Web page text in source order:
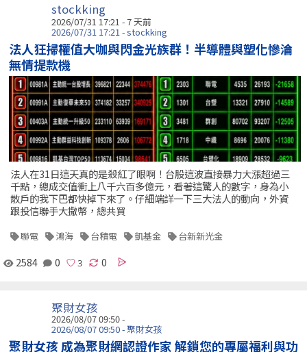
stockking
2026/07/31 17:21 - 7 天前
2026/07/31 17:21 - stockking
法人狂掃權值大咖與閃金光族群！半導體與塑化慘淪
無情提款機
法人在31日這天真的是殺紅了眼啊！台股這波直接暴力大漲超過三
千點，總成交值衝上八千六百多億元，看著這驚人的數字，身為小
散戶的我下巴都快掉下來了。仔細端詳一下三大法人的動向，外資
跟投信聯手大撒幣，總共買
聯電 鴻海 台積電 凱基金 台新新光金
2584 0 0
聚財女孩
2026/08/07 09:50 -
2026/08/07 09:50 - 聚財女孩
聚財女孩 成為聚財網認證作家 解鎖您的專屬福利與功